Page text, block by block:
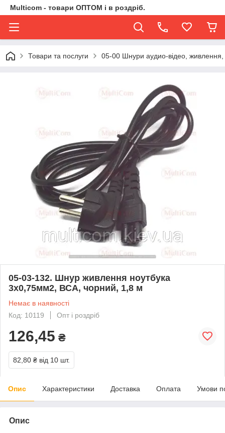
Multicom - товари ОПТОМ і в роздріб.
Товари та послуги 05-00 Шнури аудио-відео, живлення,
05-03-132. Шнур живлення ноутбука
3x0,75мм2, ВСА, чорний, 1,8 м
Немає в наявності
Код: 10119
Опт і роздріб
126,45 ₴
82,80 ₴ від 10 шт.
Опис Характеристики Доставка Оплата Умови
Опис